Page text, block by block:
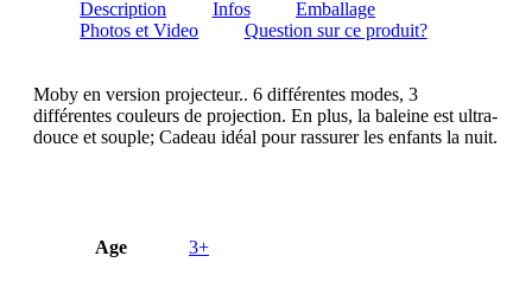
Description Infos
Emballage
Photos et Video
Question sur ce produit?
Moby en version projecteur.. 6 différentes modes, 3
différentes couleurs de projection. En plus, la baleine est ultra-
douce et souple; Cadeau idéal pour rassurer les enfants la nuit.
Age 3+